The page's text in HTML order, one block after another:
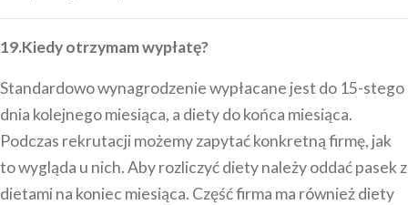
19.Kiedy otrzymam wypłatę?
Standardowo wynagrodzenie wypłacane jest do 15-stego
dnia kolejnego miesiąca, a diety do końca miesiąca.
Podczas rekrutacji możemy zapytać konkretną firmę, jak
to wygląda u nich. Aby rozliczyć diety należy oddać pasek z
dietami na koniec miesiąca. Część firma ma również diety